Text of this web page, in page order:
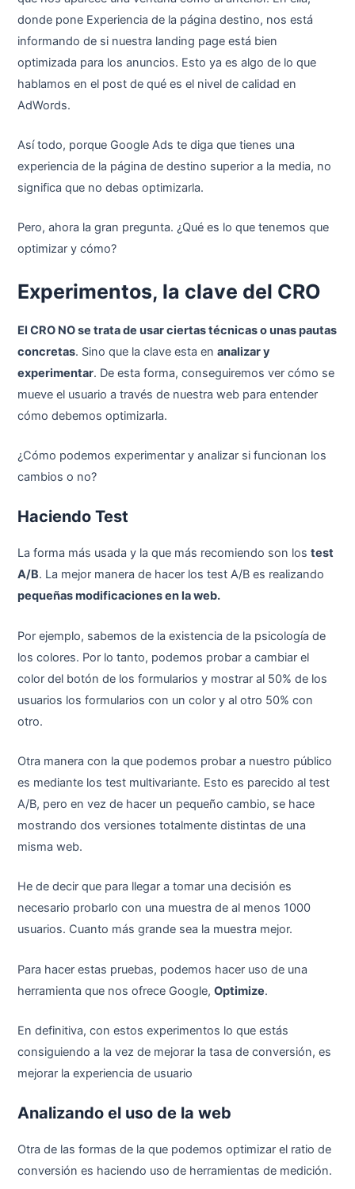
donde pone Experiencia de la página destino, nos está
informando de si nuestra landing page está bien
optimizada para los anuncios. Esto ya es algo de lo que
hablamos en el post de qué es el nivel de calidad en
AdWords.
Así todo, porque Google Ads te diga que tienes una
experiencia de la página de destino superior a la media, no
significa que no debas optimizarla.
Pero, ahora la gran pregunta. ¿Qué es lo que tenemos que
optimizar y cómo?
Experimentos, la clave del CRO
El CRO NO se trata de usar ciertas técnicas o unas pautas
concretas. Sino que la clave esta enanalizar y
experimentar. De esta forma, conseguiremos ver cómo se
mueve el usuario a través de nuestra web para entender
cómo debemos optimizarla.
¿Cómo podemos experimentar y analizar si funcionan los
cambios o no?
Haciendo Test
La forma más usada y la que más recomiendo son lostest
A/B. La mejor manera de hacer los test A/B es realizando
pequeñas modificaciones en la web.
Por ejemplo, sabemos de la existencia de la psicología de
los colores. Por lo tanto, podemos probar a cambiar el
color del botón de los formularios y mostrar al 50% de los
usuarios los formularios con un color y al otro 50% con
otro.
Otra manera con la que podemos probar a nuestro público
es mediante los test multivariante. Esto es parecido al test
A/B, pero en vez de hacer un pequeño cambio, se hace
mostrando dos versiones totalmente distintas de una
misma web.
He de decir que para llegar a tomar una decisión es
necesario probarlo con una muestra de al menos 1000
usuarios. Cuanto más grande sea la muestra mejor.
Para hacer estas pruebas, podemos hacer uso de una
herramienta que nos ofrece Google,Optimize.
En definitiva, con estos experimentos lo que estás
consiguiendo a la vez de mejorar la tasa de conversión, es
mejorar la experiencia de usuario
Analizando el uso de la web
Otra de las formas de la que podemos optimizar el ratio de
conversión es haciendo uso de herramientas de medición.